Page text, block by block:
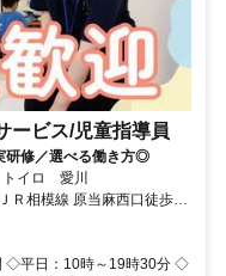
ービス/児童指導員
研修／選べる働き方◎
イロ 愛川
Ｒ相模線 原当麻西口徒歩約
台［愛川町］（バス）より
◇平日：10時～19時30分 ◇